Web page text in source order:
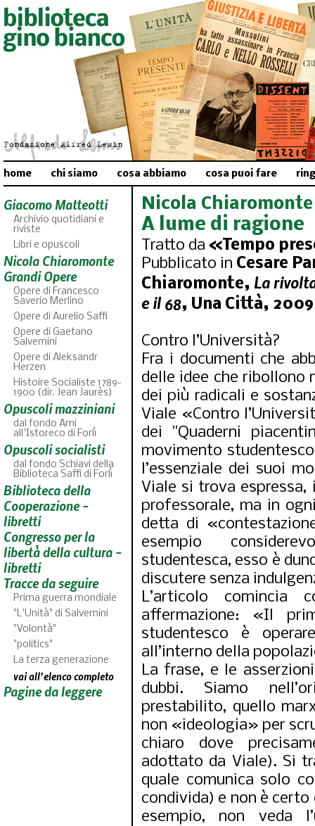
home chi siamo cosa abbiamo cosa puoi fare
Giacomo Matteotti
Archivio quotidiani e
riviste
Libri e opuscoli
Nicola Chiaromonte
Grandi Opere
Opere di Francesco
Saverio Merlino
Opere di Aurelio Saffi
Opere di Gaetano
Salvemini
Opere di Aleksandr
Herzen
Histoire Socialiste 1789-
1900 (dir. Jean Jaurès)
Opuscoli mazziniani
dal fondo Ami
all'Istoreco di Forlì
Opuscoli socialisti
dal fondo Schiavi della
Biblioteca Saffi di Forlì
Biblioteca della
Cooperazione -
libretti
Congresso per la
libertà della cultura -
libretti
Tracce da seguire
Prima guerra mondiale
"L'Unità" di Salvemini
"Volontà"
"politics"
La terza generazione
vai all'elenco completo
Pagine da leggere
Nicola Chiaromonte
A lume di ragione
Tratto da «Tempo
Pubblicato in Cesare
Chiaromonte, La
e il 68, Una Città, 2009
Contro l’Università?
Fra i documenti che
delle idee che ribollono
dei più radicali e
Viale «Contro
dei "Quaderni
movimento
l’essenziale dei suoi
Viale si trova espressa,
professorale, ma in
detta di
esempio
studentesca, esso è
discutere senza
L’articolo comincia
affermazione: «Il
studentesco è
all’interno della
La frase, e le
dubbi. Siamo
prestabilito, quello
non «ideologia» per
chiaro dove
adottato da Viale). Si
quale comunica solo
condivida) e non è
esempio, non veda
ABC
fascicoli